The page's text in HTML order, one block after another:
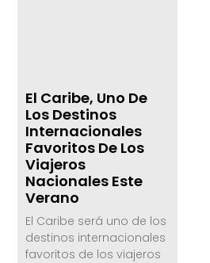
El Caribe, Uno De
Los Destinos
Internacionales
Favoritos De Los
Viajeros
Nacionales Este
Verano
El Caribe será uno de los
destinos internacionales
favoritos de los viajeros